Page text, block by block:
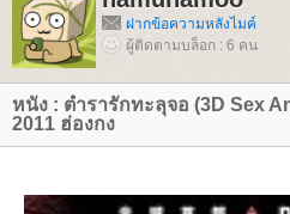
ฝากข้อความหลังไมค์
ผู้ติดตามบล็อก : 6 คน
หนัง : ตำรารักทะลุจอ (3D Sex
2011 ฮ่องกง